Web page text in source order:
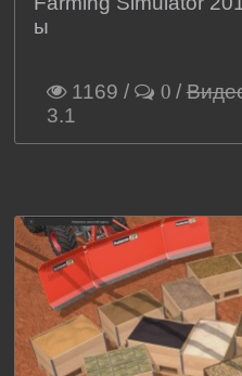
ы
1169 / 0 /
3.1